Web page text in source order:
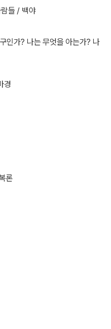
들 / 백야
인가? 나는 무엇을 아는가? 나
경
론